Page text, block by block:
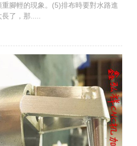
腳輕的現象。(5)排布時要對水路進
了，那.....